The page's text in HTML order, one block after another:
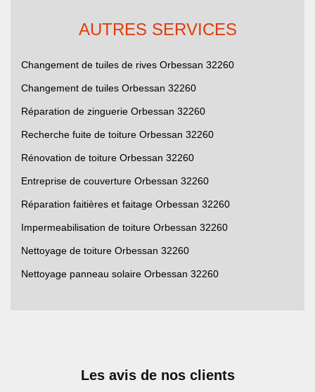
AUTRES SERVICES
Changement de tuiles de rives Orbessan 32260
Changement de tuiles Orbessan 32260
Réparation de zinguerie Orbessan 32260
Recherche fuite de toiture Orbessan 32260
Rénovation de toiture Orbessan 32260
Entreprise de couverture Orbessan 32260
Réparation faitières et faitage Orbessan 32260
Impermeabilisation de toiture Orbessan 32260
Nettoyage de toiture Orbessan 32260
Nettoyage panneau solaire Orbessan 32260
Les avis de nos clients